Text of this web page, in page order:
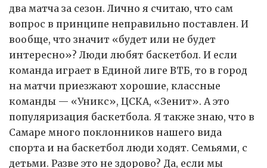
два матча за сезон. Лично я считаю, что сам
вопрос в принципе неправильно поставлен. И
вообще, что значит «будет или не будет
интересно»? Люди любят баскетбол. И если
команда играет в Единой лиге ВТБ, то в город
на матчи приезжают хорошие, классные
команды — «Уникс», ЦСКА, «Зенит». А это
популяризация баскетбола. Я также знаю, что в
Самаре много поклонников нашего вида
спорта и на баскетбол люди ходят. Семьями, с
детьми. Разве это не здорово? Да, если мы